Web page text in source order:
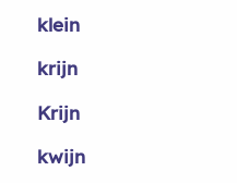
klein
krijn
Krijn
kwijn